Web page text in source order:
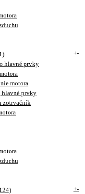
+-
hlavné prvky
motora
hlavné prvky
zotrvačník
+-